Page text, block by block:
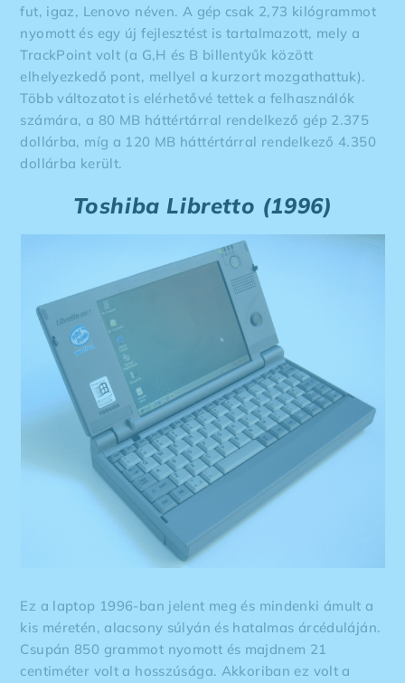
fut, igaz, Lenovo néven. A gép csak 2,73 kilógrammot
nyomott és egy új fejlesztést is tartalmazott, mely a
TrackPoint volt (a G,H és B billentyűk között
elhelyezkedő pont, mellyel a kurzort mozgathattuk).
Több változatot is elérhetővé tettek a felhasználók
számára, a 80 MB háttértárral rendelkező gép 2.375
dollárba, míg a 120 MB háttértárral rendelkező 4.350
dollárba került.
Toshiba Libretto (1996)
Ez a laptop 1996-ban jelent meg és mindenki ámult a
kis méretén, alacsony súlyán és hatalmas árcéduláján.
Csupán 850 grammot nyomott és majdnem 21
centiméter volt a hosszúsága. Akkoriban ez volt a